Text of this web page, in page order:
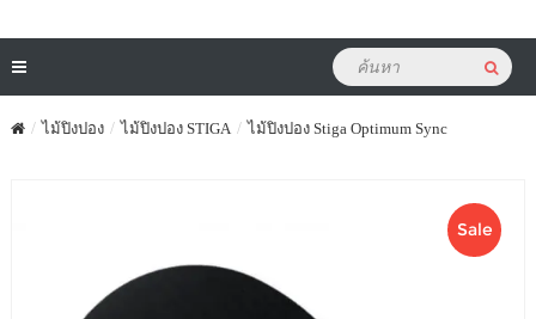
ไม้ปิงปอง ไม้ปิงปอง STIGA ไม้ปิงปอง Stiga Optimum Sync
Sale